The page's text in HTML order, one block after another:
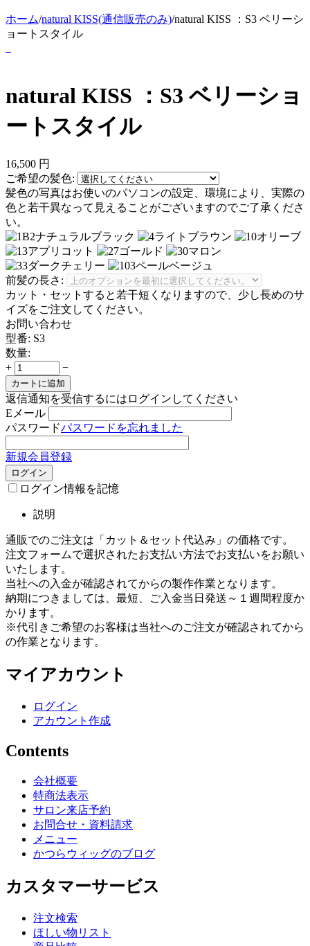
ホーム/natural KISS(通信販売のみ)/natural KISS ：S3 ベリーシ
ョートスタイル
natural KISS ：S3 ベリーショ
ートスタイル
16,500 円
ご希望の髪色:
髪色の写真はお使いのパソコンの設定、環境により、実際の
色と若干異なって見えることがございますのでご了承くださ
い。
前髪の長さ:
カット・セットすると若干短くなりますので、少し長めのサ
イズをご注文してください。
お問い合わせ
型番: S3
数量:
+
−
カートに追加
返信通知を受信するにはログインしてください
Eメール
パスワードパスワードを忘れました
新規会員登録
ログイン
ログイン情報を記憶
説明
通販でのご注文は「カット＆セット代込み」の価格です。
注文フォームで選択されたお支払い方法でお支払いをお願い
いたします。
当社への入金が確認されてからの製作作業となります。
納期につきましては、最短、ご入金当日発送～１週間程度か
かります。
※代引きご希望のお客様は当社へのご注文が確認されてから
の作業となります。
マイアカウント
ログイン
アカウント作成
Contents
会社概要
特商法表示
サロン来店予約
お問合せ・資料請求
メニュー
かつらウィッグのブログ
カスタマーサービス
注文検索
ほしい物リスト